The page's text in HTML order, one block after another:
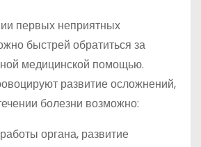
первых неприятных
быстрей обратиться за
медицинской помощью.
развитие осложнений,
болезни возможно:
органа, развитие